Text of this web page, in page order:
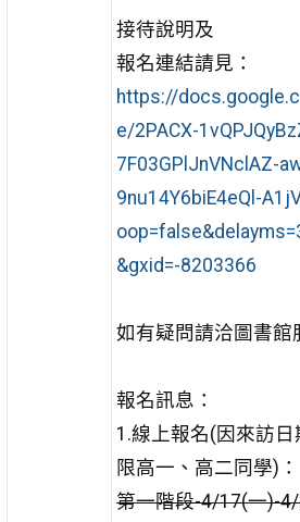
接待說明及
報名連結請見：
https://
e/2PACX-
7F03GPlJnVNclAZ-
9nu14Y6biE4eQl-
&gxid=-8203366
如有疑問請洽圖書館
報名訊息：
1.線上報名(因來訪
限高一、高二同學)：
第一階段-4/17(一)-